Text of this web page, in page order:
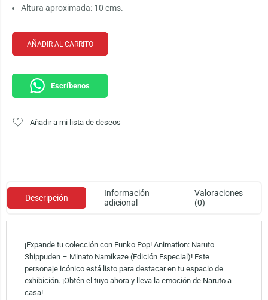
Altura aproximada: 10 cms.
AÑADIR AL CARRITO
Escríbenos
Añadir a mi lista de deseos
Descripción
Información
adicional
Valoraciones
(0)
¡Expande tu colección con Funko Pop! Animation: Naruto
Shippuden – Minato Namikaze (Edición Especial)! Este
personaje icónico está listo para destacar en tu espacio de
exhibición. ¡Obtén el tuyo ahora y lleva la emoción de Naruto a
casa!